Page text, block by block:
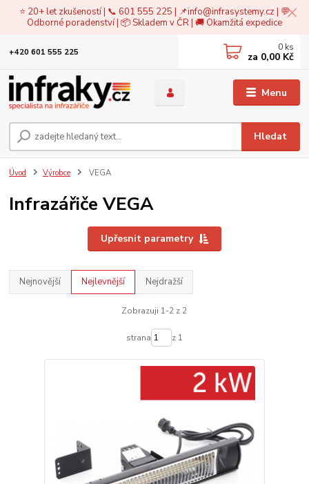
⭐ 20+ let zkušeností | 📞 601 555 225 | 📌info@infrasystemy.cz| 💬
Odborné poradenství | 📦 Skladem v ČR | 🚚 Okamžitá expedice
Menu
Hledat
+420 601 555 225 0 ks
za 0,00 Kč
Úvod Výrobce VEGA
Infrazářiče VEGA
Upřesnit parametry
Nejnovější Nejlevnější Nejdražší
Zobrazuji 1-2 z 2
strana z 1